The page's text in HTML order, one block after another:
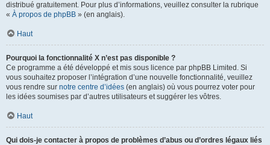
distribué gratuitement. Pour plus d’informations, veuillez consulter la rubrique
« À propos de phpBB » (en anglais).
Haut
Pourquoi la fonctionnalité X n’est pas disponible ?
Ce programme a été développé et mis sous licence par phpBB Limited. Si
vous souhaitez proposer l’intégration d’une nouvelle fonctionnalité, veuillez
vous rendre sur notre centre d’idées (en anglais) où vous pourrez voter pour
les idées soumises par d’autres utilisateurs et suggérer les vôtres.
Haut
Qui dois-je contacter à propos de problèmes d’abus ou d’ordres légaux liés